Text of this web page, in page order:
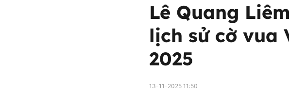
Lê Quang
lịch sử cờ vua
2025
13-11-2025 11:50